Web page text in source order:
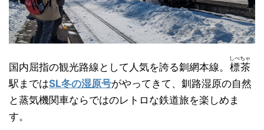
国内屈指の観光路線として人気を誇る釧網本線。 標茶
しべちゃ
駅まではSL冬の湿原号がやってきて、釧路湿原の自然
と蒸気機関車ならではのレトロな鉄道旅を楽しめま
す。